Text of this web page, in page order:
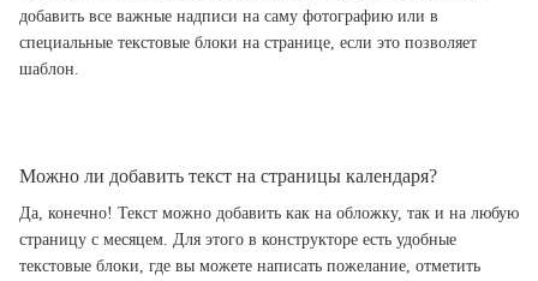
добавить все важные надписи на саму фотографию или в
специальные текстовые блоки на странице, если это позволяет
шаблон.
Можно ли добавить текст на страницы календаря?
Да, конечно! Текст можно добавить как на обложку, так и на любую
страницу с месяцем. Для этого в конструкторе есть удобные
текстовые блоки, где вы можете написать пожелание, отметить